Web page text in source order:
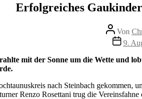
Erfolgreiches
Von
9.
mit der Sonne um die Wette und
nach Steinbach
Renzo Rosettani trug die